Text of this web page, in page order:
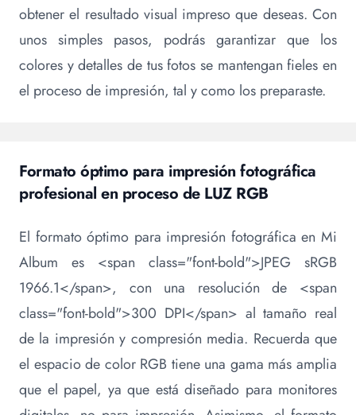
obtener el resultado visual impreso que deseas. Con
unos simples pasos, podrás garantizar que los
colores y detalles de tus fotos se mantengan fieles en
el proceso de impresión, tal y como los preparaste.
Formato óptimo para impresión fotográfica
profesional en proceso de LUZ RGB
El formato óptimo para impresión fotográfica en Mi
Album es <span class="font-bold">JPEG sRGB
1966.1</span>, con una resolución de <span
class="font-bold">300 DPI</span> al tamaño real
de la impresión y compresión media. Recuerda que
el espacio de color RGB tiene una gama más amplia
que el papel, ya que está diseñado para monitores